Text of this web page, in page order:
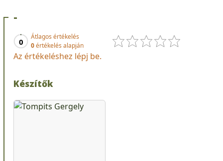
-
0
Átlagos értékelés
0értékelés alapján
Az értékeléshez lépj be.
Készítők